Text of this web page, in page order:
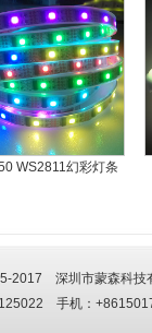
WS2811幻彩灯条
2017 深圳市蒙森科
手机：